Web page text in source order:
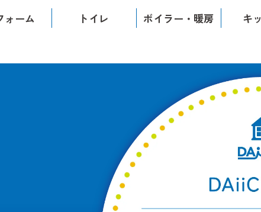
ォーム トイレ ボイラー・暖房 キ